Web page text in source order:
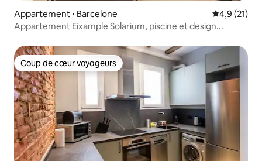
Appartement ⋅ Barcelone Évaluation
4,9 (21)
Appartement Eixample Solarium, piscine et design...
Coup de cœur voyageurs
Coup de cœur voyageurs